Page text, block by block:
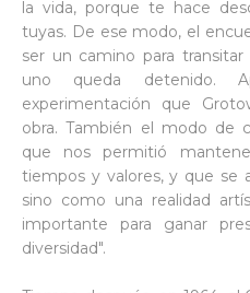
la vida, porque te hace
tuyas. De ese modo, el
ser un camino para
uno queda detenido.
experimentación que
obra. También el modo de
que nos permitió
tiempos y valores, y que se
sino como una realidad
importante para ganar
diversidad".